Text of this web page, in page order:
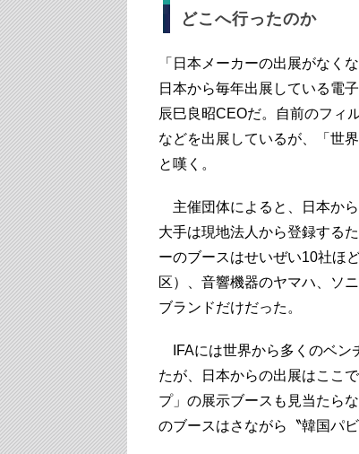
どこへ行ったのか
「日本メーカーの出展がなく
日本から毎年出展している電
辰巳良昭CEOだ。自前のフィ
などを出展しているが、「世
と嘆く。
主催団体によると、日本か
大手は現地法人から登録する
ーのブースはせいぜい10社ほ
区）、音響機器のヤマハ、ソ
ブランドだけだった。
IFAには世界から多くのベン
たが、日本からの出展はここ
プ」の展示ブースも見当たら
のブースはさながら〝韓国パ